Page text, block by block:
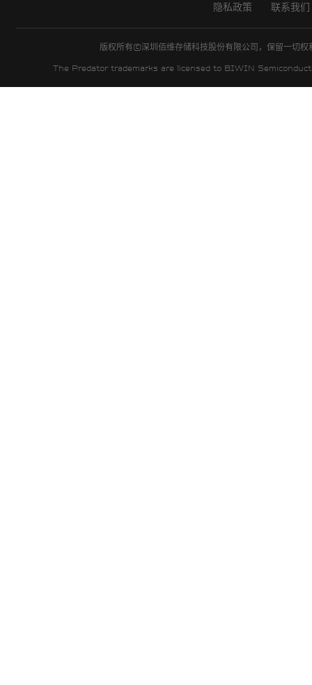
BIWIN INTELLIGENCE
常见问题解答
隐私政策 联系我们
版权所有©深圳佰维存储科技股份有限公司，保留一切
The Predator trademarks are licensed to BIWIN